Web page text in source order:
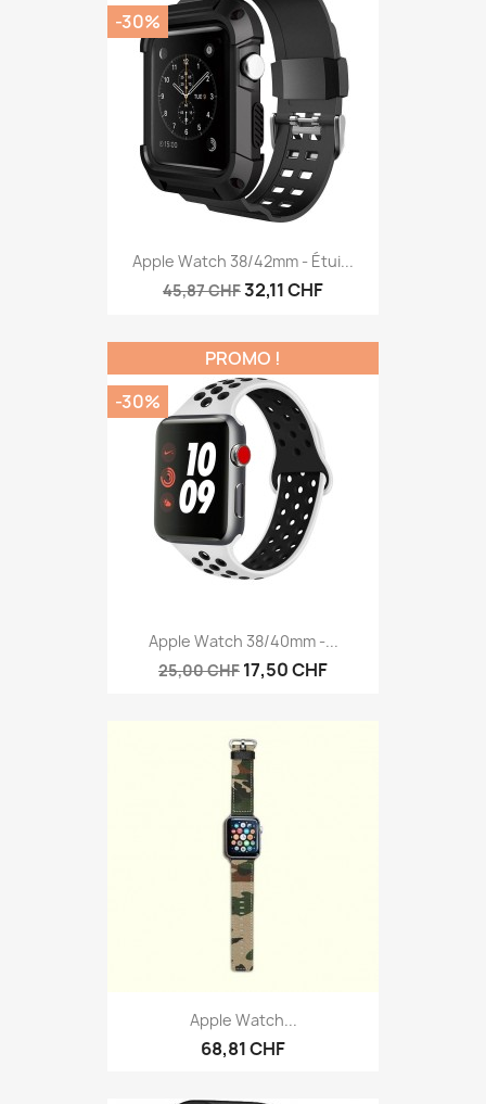
Apple Watch 38/42mm - Étui...
45,87 CHF32,11 CHF
-30%
Apple Watch 38/40mm -...
25,00 CHF 17,50 CHF
PROMO !
-30%
Apple Watch...
68,81 CHF